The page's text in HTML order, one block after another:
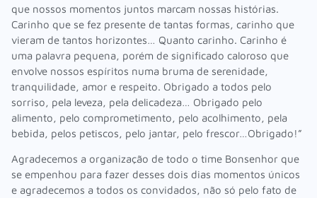
que nossos momentos juntos marcam nossas histórias.
Carinho que se fez presente de tantas formas, carinho que
vieram de tantos horizontes… Quanto carinho. Carinho é
uma palavra pequena, porém de significado caloroso que
envolve nossos espíritos numa bruma de serenidade,
tranquilidade, amor e respeito. Obrigado a todos pelo
sorriso, pela leveza, pela delicadeza… Obrigado pelo
alimento, pelo comprometimento, pelo acolhimento, pela
bebida, pelos petiscos, pelo jantar, pelo frescor…Obrigado!”
Agradecemos a organização de todo o time Bonsenhor que
se empenhou para fazer desses dois dias momentos únicos
e agradecemos a todos os convidados, não só pelo fato de